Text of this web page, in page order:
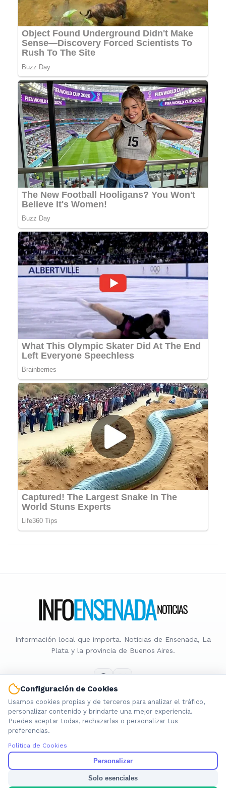
Información local que importa. Noticias de Ensenada, La
Plata y la provincia de Buenos Aires.
Nosotros
Cookies
Política de Contenido
Configuración de Cookies
Usamos cookies propias y de terceros para analizar el tráfico,
personalizar contenido y brindarte una mejor experiencia.
Puedes aceptar todas, rechazarlas o personalizar tus
preferencias.
Política de Cookies
Personalizar
Solo esenciales